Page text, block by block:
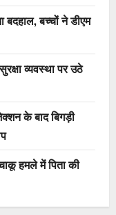
बच्चों ने डीएम
व्यवस्था पर उठे
के बाद बिगड़ी
हमले में पिता की